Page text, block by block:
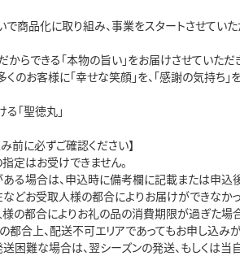
で商品化に取り組み、事業をスタートさせていた
からできる「本物の旨い」をお届けさせていただ
のお客様に「幸せな笑顔」を、「感謝の気持ち」
「聖徳丸」
前に必ずご確認ください】
定はお受けできません。
ある場合は、申込時に備考欄に記載または申込
などお受取人様の都合によりお届けができなか
様の都合によりお礼の品の消費期限が過ぎた場
の都合上、配送不可エリアであってもお申し込み
送困難な場合は、翌シーズンの発送、もしくは